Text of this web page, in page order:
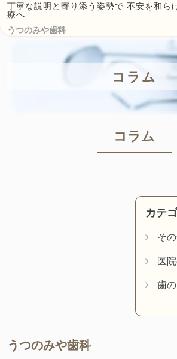
丁寧な説明と寄り添う姿勢で 不安を和ら
療へ
うつのみや歯科
コラム
コラム
カテ
そ
医
歯
うつのみや歯科